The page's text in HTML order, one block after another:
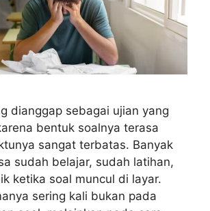
dianggap sebagai ujian yang
bentuk soalnya terasa
sangat terbatas. Banyak
sudah belajar, sudah latihan,
ketika soal muncul di layar.
sering kali bukan pada